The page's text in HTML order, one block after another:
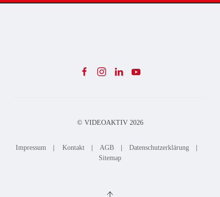
© VIDEOAKTIV 2026
Impressum Kontakt AGB Datenschutzerklärung
Sitemap